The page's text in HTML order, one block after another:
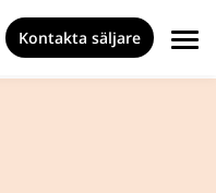
Kontakta säljare